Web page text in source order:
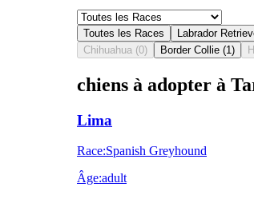
Toutes les Races Labrador
Chihuahua (0) Border Collie (1 )
chiens à adopter à
Lima
Race:Spanish Greyhound
Âge:adult